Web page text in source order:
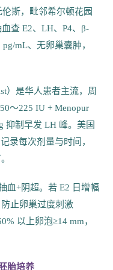
斯，毗邻希尔顿花园
查 E2、LH、P4、β-
mL、无卵巢囊肿，
）是华人患者主流，周
～225 IU + Menopur
抑制早发 LH 峰。美国
录每次剂量与时间，
血+阴超。若 E2 日增幅
止卵巢过度刺激
以上卵泡≥14 mm，
胎培养